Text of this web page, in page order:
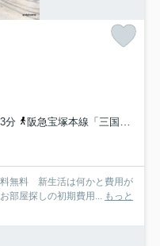
分
阪急宝塚本線「三国」駅 徒歩15分
無料 新生活は何かと費用が
部屋探しの初期費用... もっと